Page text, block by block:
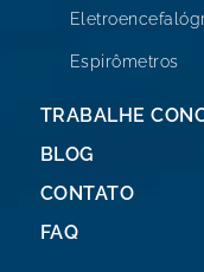
Espirômetros
TRABALHE
BLOG
CONTATO
FAQ